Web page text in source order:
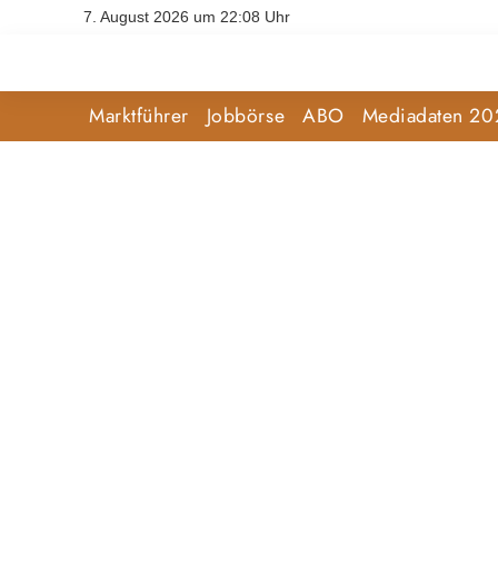
7. August 2026 um 22:08 Uhr
Marktführer Jobbörse ABO Mediadaten